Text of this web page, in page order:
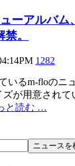
ーアルバム
。
1282
いるm-floのニ
が用意されて
と読む …
ニュースを